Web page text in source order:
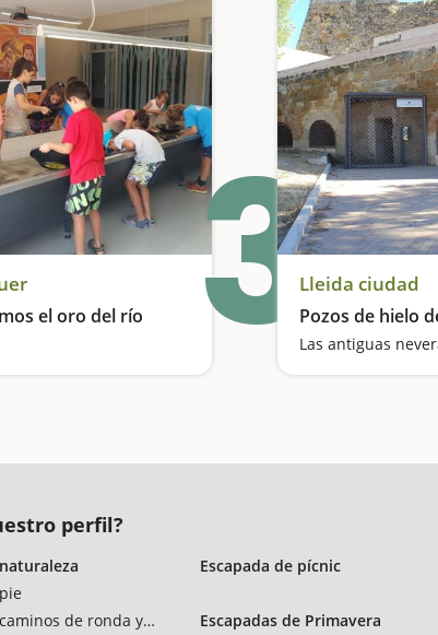
el oro del río
oro en el Segre 3Lleida ciudad
Pozos de hielo
Las antiguas
perfil?
de ronda y vías verdes
Escapada de pícnic
Escapadas de Primavera